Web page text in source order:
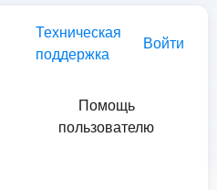
Техническая
поддержка
Войти
Помощь
пользователю